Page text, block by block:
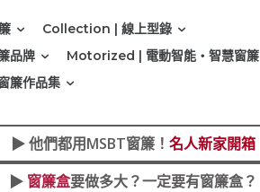
Collection | 線上型錄
品牌
Motorized | 電動智能‧智慧窗簾
簾作品集
▶︎他們都用MSBT窗簾！ 名人新家開箱
▶︎ 窗簾盒要做多大？一定要有窗簾盒？